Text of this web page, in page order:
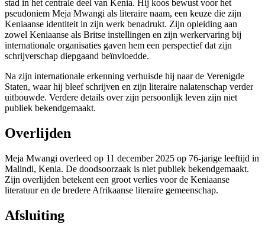
stad in het centrale deel van Kenia. Hij koos bewust voor het
pseudoniem Meja Mwangi als literaire naam, een keuze die zijn
Keniaanse identiteit in zijn werk benadrukt. Zijn opleiding aan
zowel Keniaanse als Britse instellingen en zijn werkervaring bij
internationale organisaties gaven hem een perspectief dat zijn
schrijverschap diepgaand beïnvloedde.
Na zijn internationale erkenning verhuisde hij naar de Verenigde
Staten, waar hij bleef schrijven en zijn literaire nalatenschap verder
uitbouwde. Verdere details over zijn persoonlijk leven zijn niet
publiek bekendgemaakt.
Overlijden
Meja Mwangi overleed op 11 december 2025 op 76-jarige leeftijd in
Malindi, Kenia. De doodsoorzaak is niet publiek bekendgemaakt.
Zijn overlijden betekent een groot verlies voor de Keniaanse
literatuur en de bredere Afrikaanse literaire gemeenschap.
Afsluiting